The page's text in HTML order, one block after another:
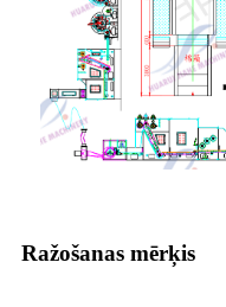
Ražošanas mērķis